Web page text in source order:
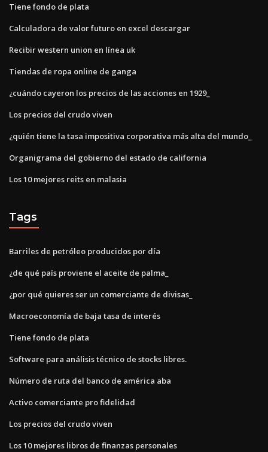
Tiene fondo de plata
Calculadora de valor futuro en excel descargar
Recibir western union en línea uk
Tiendas de ropa online de ganga
¿cuándo cayeron los precios de las acciones en 1929_
Los precios del crudo viven
¿quién tiene la tasa impositiva corporativa más alta del mundo_
Organigrama del gobierno del estado de california
Los 10 mejores reits en malasia
Tags
Barriles de petróleo producidos por día
¿de qué país proviene el aceite de palma_
¿por qué quieres ser un comerciante de divisas_
Macroeconomía de baja tasa de interés
Tiene fondo de plata
Software para análisis técnico de stocks libres.
Número de ruta del banco de américa aba
Activo comerciante pro fidelidad
Los precios del crudo viven
Los 10 mejores libros de finanzas personales